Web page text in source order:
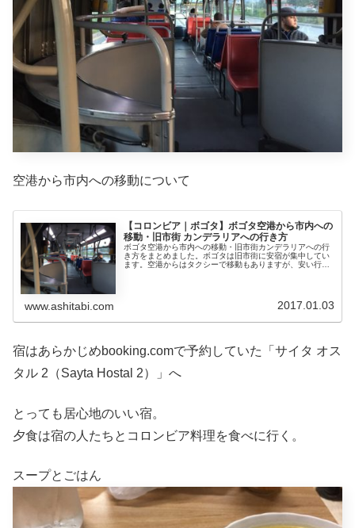
空港から市内への移動について
【コロンビア｜ボゴタ】ボゴタ空港から市内への
移動・旧市街 カンデラリアへの行き方
ボゴタ空港から市内への移動・旧市街カンデラリアへの行
き方をまとめました。ボゴタは旧市街に安宿が集中してい
ます。空港からはタクシーで移動もありますが、安い行き
www.ashitabi.com 2017.01.03
宿はあらかじめbooking.comで予約していた「サイタ オス
タル 2（Sayta Hostal 2）」へ
とっても居心地のいい宿。
夕食は宿の人たちとコロンビア料理を食べに行く。
スープとごはん